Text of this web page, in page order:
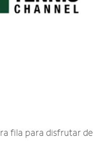
fila para disfrutar